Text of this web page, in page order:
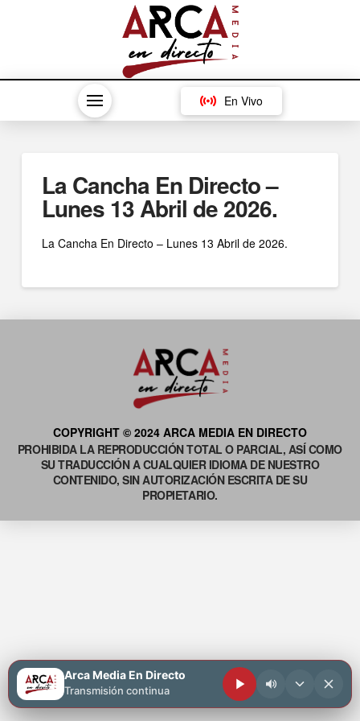
En Vivo
La Cancha En Directo –
Lunes 13 Abril de 2026.
La Cancha En Directo – Lunes 13 Abril de 2026.
COPYRIGHT © 2024 ARCA MEDIA EN DIRECTO
PROHIBIDA LA REPRODUCCIÓN TOTAL O PARCIAL, ASÍ COMO
SU TRADUCCIÓN A CUALQUIER IDIOMA DE NUESTRO
CONTENIDO, SIN AUTORIZACIÓN ESCRITA DE SU
PROPIETARIO.
Arca Media En Directo
Transmisión continua